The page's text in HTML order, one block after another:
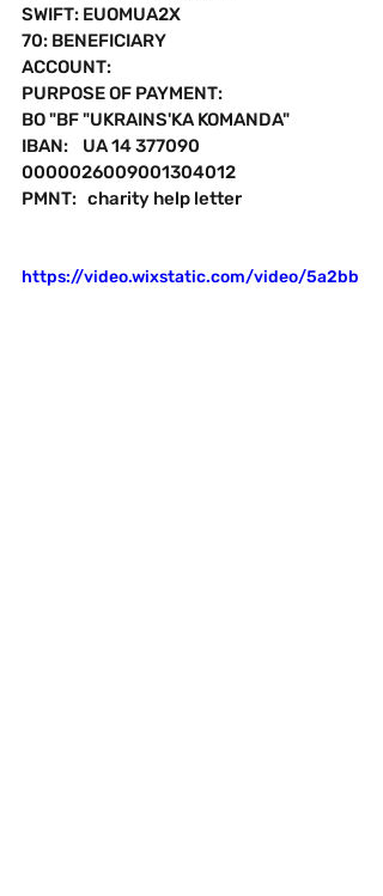
SWIFT: EUOMUA2X
70: BENEFICIARY
ACCOUNT:
PURPOSE OF PAYMENT:
BO "BF "UKRAINS'KA KOMANDA"
IBAN:    UA 14 377090
0000026009001304012
PMNT:   charity help letter
https://video.wixstatic.com/video/5a2bb